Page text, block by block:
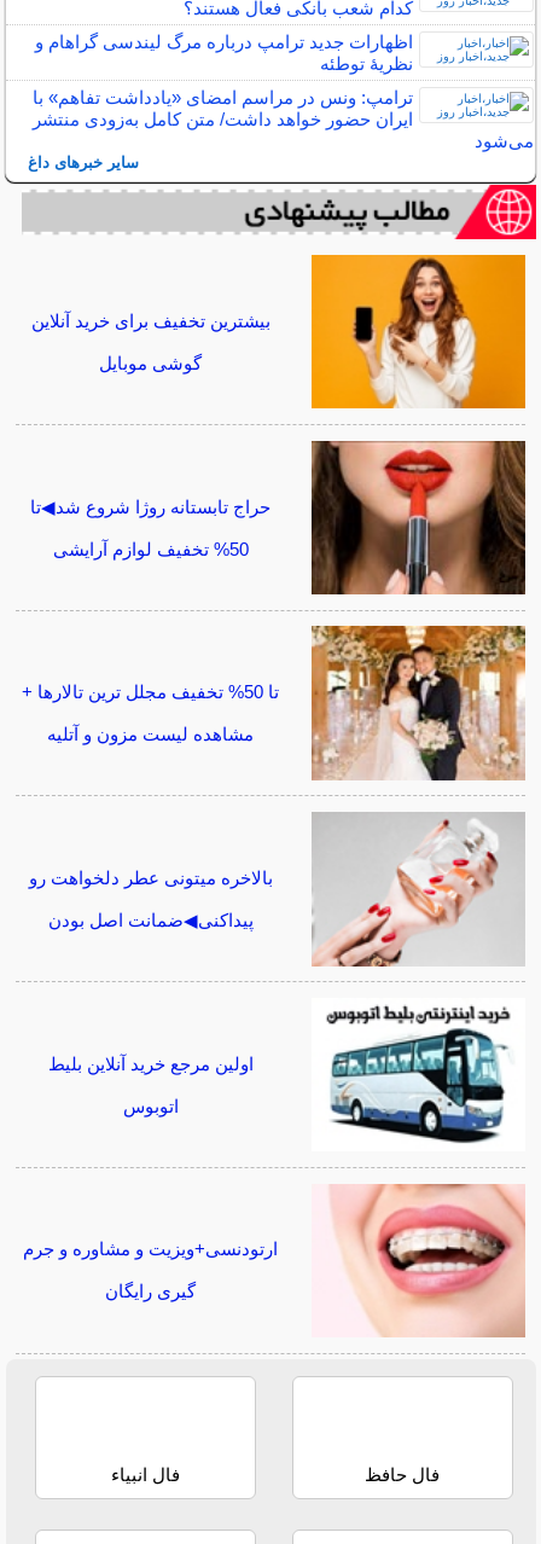
کدام شعب بانکی فعال هستند؟
اظهارات جدید ترامپ درباره مرگ لیندسی گراهام و
نظریهٔ توطئه
ترامپ: ونس در مراسم امضای «یادداشت تفاهم» با
ایران حضور خواهد داشت/ متن کامل به‌زودی منتشر
می‌شود
سایر خبرهای داغ
بیشترین تخفیف برای خرید آنلاین
گوشی موبایل
حراج تابستانه روژا شروع شد◀تا
50% تخفیف لوازم آرایشی
تا 50% تخفیف مجلل ترین تالارها +
مشاهده لیست مزون و آتلیه
بالاخره میتونی عطر دلخواهت رو
پیداکنی◀ضمانت اصل بودن
اولین مرجع خرید آنلاین بلیط
اتوبوس
ارتودنسی+ویزیت و مشاوره و جرم
گیری رایگان
فال حافظ فال انبیاء